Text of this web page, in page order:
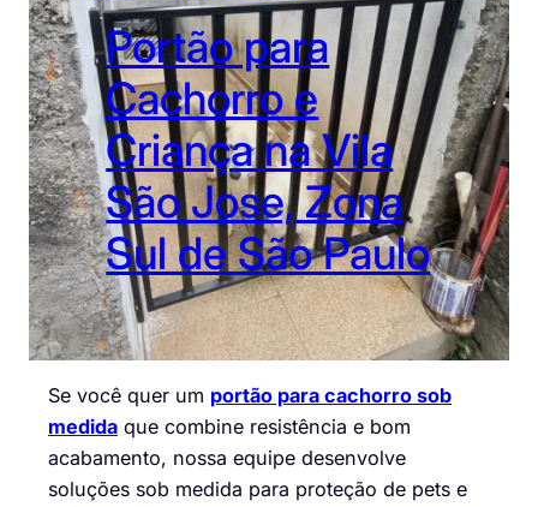
Portão para
Cachorro e
Criança na Vila
São Jose, Zona
Sul de São Paulo
Se você quer um portão para cachorro sob
medida que combine resistência e bom
acabamento, nossa equipe desenvolve
soluções sob medida para proteção de pets e